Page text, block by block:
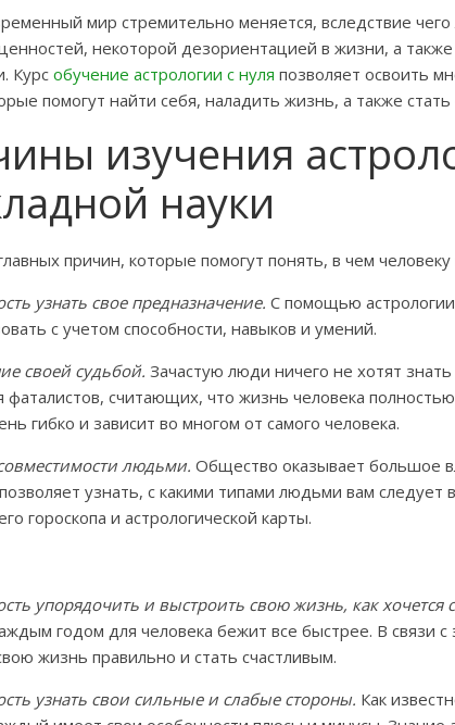
мир стремительно меняется, вследствие
некоторой дезориентацией в жизни, а
Курс обучение астрологии с нуля позволяет освоить
помогут найти себя, наладить жизнь, а также стать
изучения
науки
причин, которые помогут понять, в чем
узнать свое предназначение. С помощью
с учетом способности, навыков и умений.
своей судьбой. Зачастую люди ничего не хотят
фаталистов, считающих, что жизнь человека
гибко и зависит во многом от самого человека.
людьми. Общество оказывает большое
узнать, с какими типами людьми вам следует
гороскопа и астрологической карты.
упорядочить и выстроить свою жизнь, как хочется
годом для человека бежит все быстрее. В связи
жизнь правильно и стать счастливым.
узнать свои сильные и слабые стороны. Как